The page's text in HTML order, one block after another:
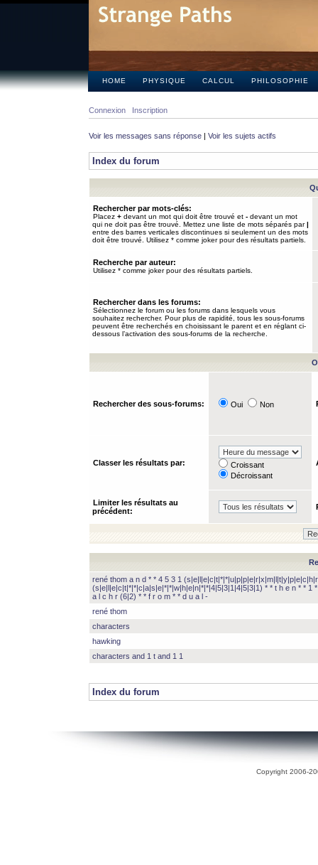
HOME PHYSIQUE CALCUL PHILOSOPHIE
Connexion Inscription
Voir les messages sans réponse | Voir les sujets actifs
Index du forum
Rechercher par mots-clés:
Placez + devant un mot qui doit être trouvé et - devant un mot
qui ne doit pas être trouvé. Mettez une liste de mots séparés par|
entre des barres verticales discontinues si seulement un des mots
doit être trouvé. Utilisez * comme joker pour des résultats partiels.
Recherche par auteur:
Utilisez * comme joker pour des résultats partiels.
Rechercher dans les forums:
Sélectionnez le forum ou les forums dans lesquels vous
souhaitez rechercher. Pour plus de rapidité, tous les sous-forums
peuvent être recherchés en choisissant le parent et en réglant ci-
dessous l’activation des sous-forums de la recherche.
Rechercher des sous-forums: Oui Non
Classer les résultats par:
Croissant
Décroissant
Limiter les résultats au
précédent:
rené thom a n d * * 4 5 3 1
(s|e|l|e|c|t|*|*|c|a|s|e|*|*|w|h|e|n|*|*|4|5|3|1|4|5|3|1) * * t h e n * * 1
a l c h r (6|2) * * f r o m * * d u a l -
rené thom
characters
hawking
characters and 1 t and 1 1
Index du forum
Copyright 2006-